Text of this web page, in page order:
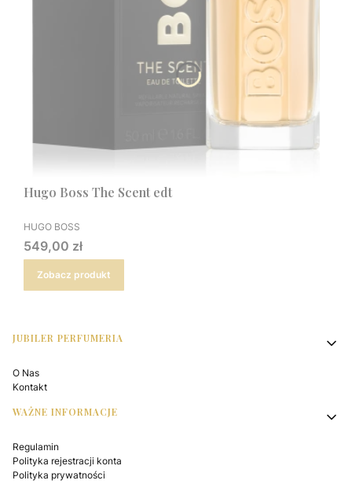
Hugo Boss The Scent edt
PRODUCENT
HUGO BOSS
Cena
549,00 zł
Zobacz produkt
Linki w stopce
JUBILER PERFUMERIA
O Nas
Kontakt
WAŻNE INFORMACJE
Regulamin
Polityka rejestracji konta
Polityka prywatności